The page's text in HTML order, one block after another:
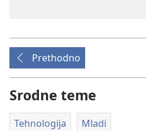
Prethodno
Srodne teme
Tehnologija Mladi